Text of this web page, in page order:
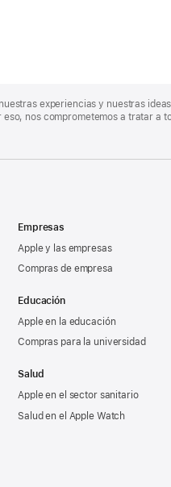
experiencias y nuestras
nos comprometemos a tratar a
Empresas
Apple y las empresas
Compras de empresa
Educación
Apple en la educación
Compras para la universidad
Salud
Apple en el sector sanitario
Salud en el Apple Watch